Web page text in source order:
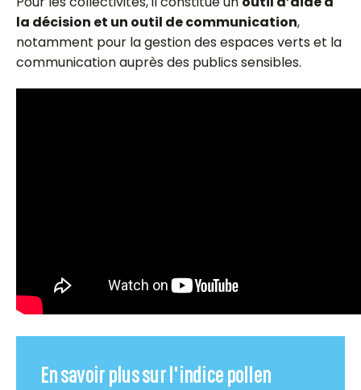
la décision et un outil de communication,
notamment pour la gestion des espaces verts et la
communication auprès des publics sensibles.
En savoir plus sur l'indice pollen